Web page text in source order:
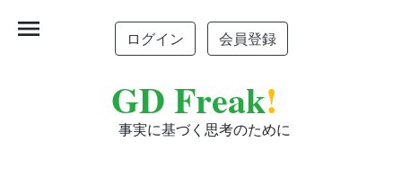
ログイン 会員登録
GD Freak!
事実に基づく思考のために
menu